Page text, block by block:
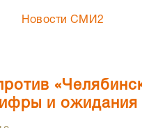
Новости СМИ2
и ожидания